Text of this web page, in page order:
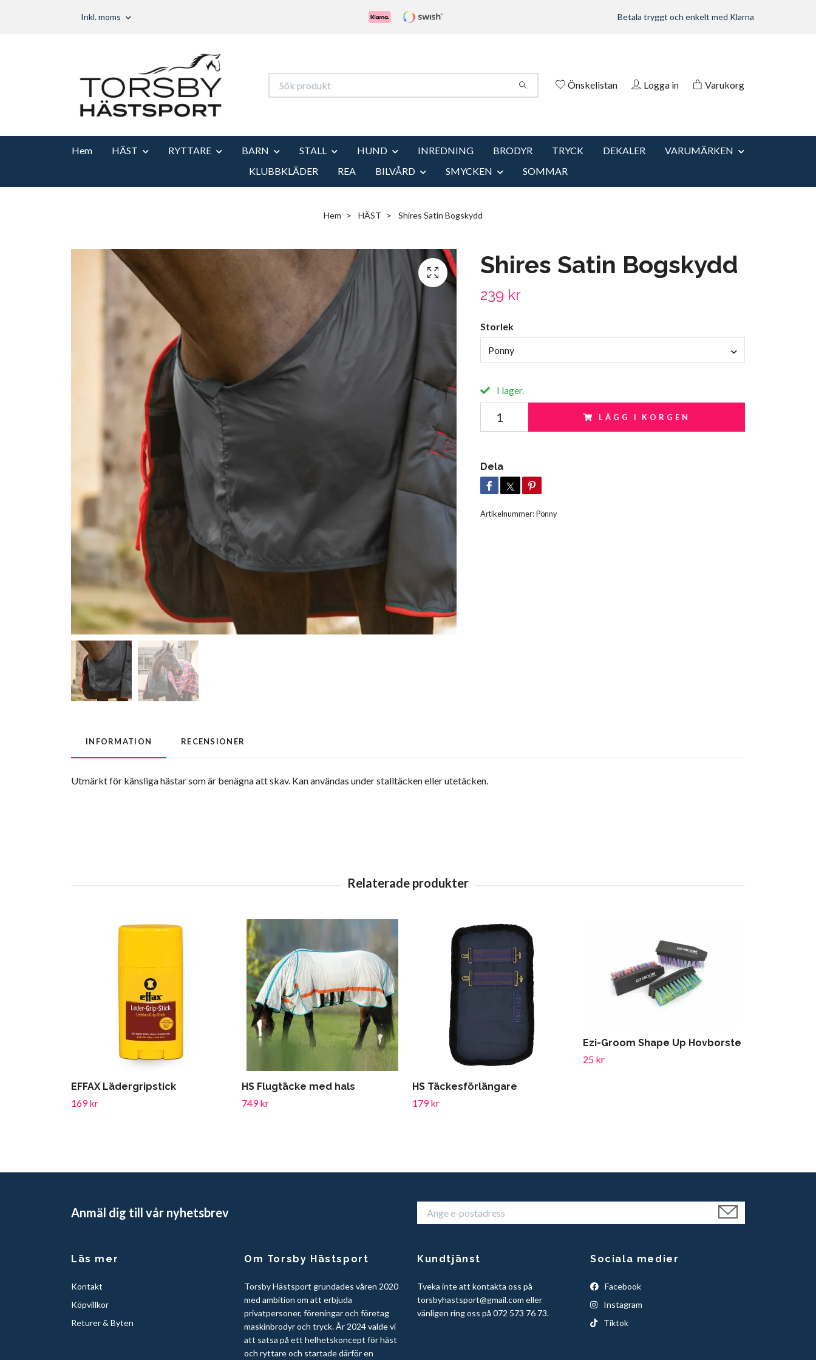
Inkl. moms Betala tryggt och enkelt med Klarna
Önskelistan Logga in Varukorg
Hem HÄST RYTTARE BARN STALL HUND INREDNING BRODYR TRYCK DEKALER
VARUMÄRKEN
KLUBBKLÄDER
REA BILVÅRD SMYCKEN SOMMAR
Hem HÄST Shires Satin Bogskydd
Shires Satin Bogskydd
239 kr
Storlek
Ponny
I lager.
LÄGG I KORGEN
Dela
Artikelnummer:Ponny
INFORMATION RECENSIONER
Utmärkt för känsliga hästar som är benägna att skav. Kan användas under stalltäcken eller utetäcken.
EFFAX Lädergripstick
169 kr
HS Flugtäcke med hals
749 kr
HS Täckesförlängare
179 kr
Ezi-Groom Shape Up Hovborste
25 kr
Anmäl dig till vår nyhetsbrev
Läs mer
Kontakt
Köpvillkor
Returer & Byten
Om Torsby Hästsport
Torsby Hästsport grundades våren 2020
med ambition om att erbjuda
privatpersoner, föreningar och företag
maskinbrodyr och tryck. År 2024 valde vi
att satsa på ett helhetskoncept för häst
och ryttare och startade därför en
Kundtjänst
Tveka inte att kontakta oss på
torsbyhastsport@gmail.com eller
vänligen ring oss på 072 573 76 73.
Sociala medier
Facebook
Instagram
Tiktok